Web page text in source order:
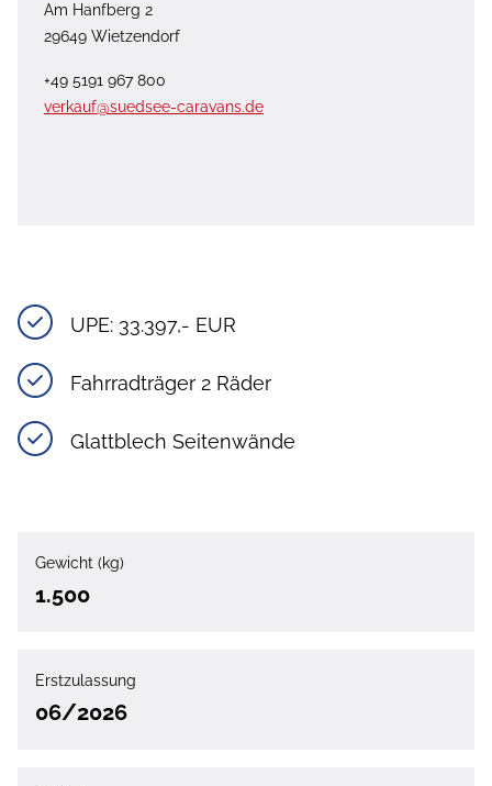
Am Hanfberg 2
29649 Wietzendorf
+49 5191 967 800
verkauf@suedsee-caravans.de
UPE: 33.397,- EUR
Fahrradträger 2 Räder
Glattblech Seitenwände
Gewicht (kg)
1.500
Erstzulassung
06/2026